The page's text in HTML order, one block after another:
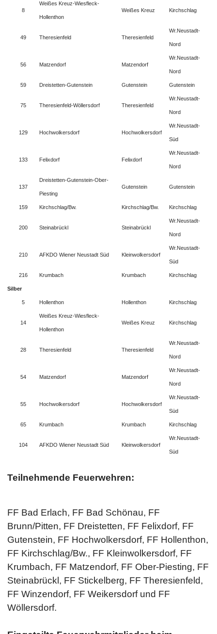
8
Weißes Kreuz-Wiesfleck-
Hollenthon
Weißes Kreuz Kirchschlag
49 Theresienfeld Theresienfeld
Wr.Neustadt-
Nord
56 Matzendorf Matzendorf
Wr.Neustadt-
Nord
59 Dreistetten-Gutenstein Gutenstein Gutenstein
75 Theresienfeld-Wöllersdorf Theresienfeld
Wr.Neustadt-
Nord
129 Hochwolkersdorf Hochwolkersdorf
Wr.Neustadt-
Süd
133 Felixdorf Felixdorf
Wr.Neustadt-
Nord
137
Dreistetten-Gutenstein-Ober-
Piesting
Gutenstein Gutenstein
159 Kirchschlag/Bw. Kirchschlag/Bw. Kirchschlag
200 Steinabrückl Steinabrückl
Wr.Neustadt-
Nord
210 AFKDO Wiener Neustadt Süd Kleinwolkersdorf
Wr.Neustadt-
Süd
216 Krumbach Krumbach Kirchschlag
Silber
5 Hollenthon Hollenthon Kirchschlag
14
Weißes Kreuz-Wiesfleck-
Hollenthon
Weißes Kreuz Kirchschlag
28 Theresienfeld Theresienfeld
Wr.Neustadt-
Nord
54 Matzendorf Matzendorf
Wr.Neustadt-
Nord
55 Hochwolkersdorf Hochwolkersdorf
Wr.Neustadt-
Süd
65 Krumbach Krumbach Kirchschlag
104 AFKDO Wiener Neustadt Süd Kleinwolkersdorf
Wr.Neustadt-
Süd
Teilnehmende Feuerwehren:
FF Bad Erlach, FF Bad Schönau, FF
Brunn/Pitten, FF Dreistetten, FF Felixdorf, FF
Gutenstein, FF Hochwolkersdorf, FF Hollenthon,
FF Kirchschlag/Bw., FF Kleinwolkersdorf, FF
Krumbach, FF Matzendorf, FF Ober-Piesting, FF
Steinabrückl, FF Stickelberg, FF Theresienfeld,
FF Winzendorf, FF Weikersdorf und FF
Wöllersdorf.